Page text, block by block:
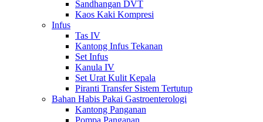
Sandhangan DVT
Kaos Kaki Kompresi
Infus
Tas IV
Kantong Infus Tekanan
Set Infus
Kanula IV
Set Urat Kulit Kepala
Piranti Transfer Sistem Tertutup
Bahan Habis Pakai Gastroenterologi
Kantong Panganan
Pompa Panganan